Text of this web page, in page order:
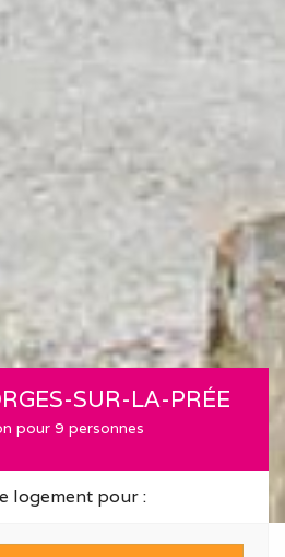
SUR-LA-PRÉE
pour 9 personnes
logement pour :